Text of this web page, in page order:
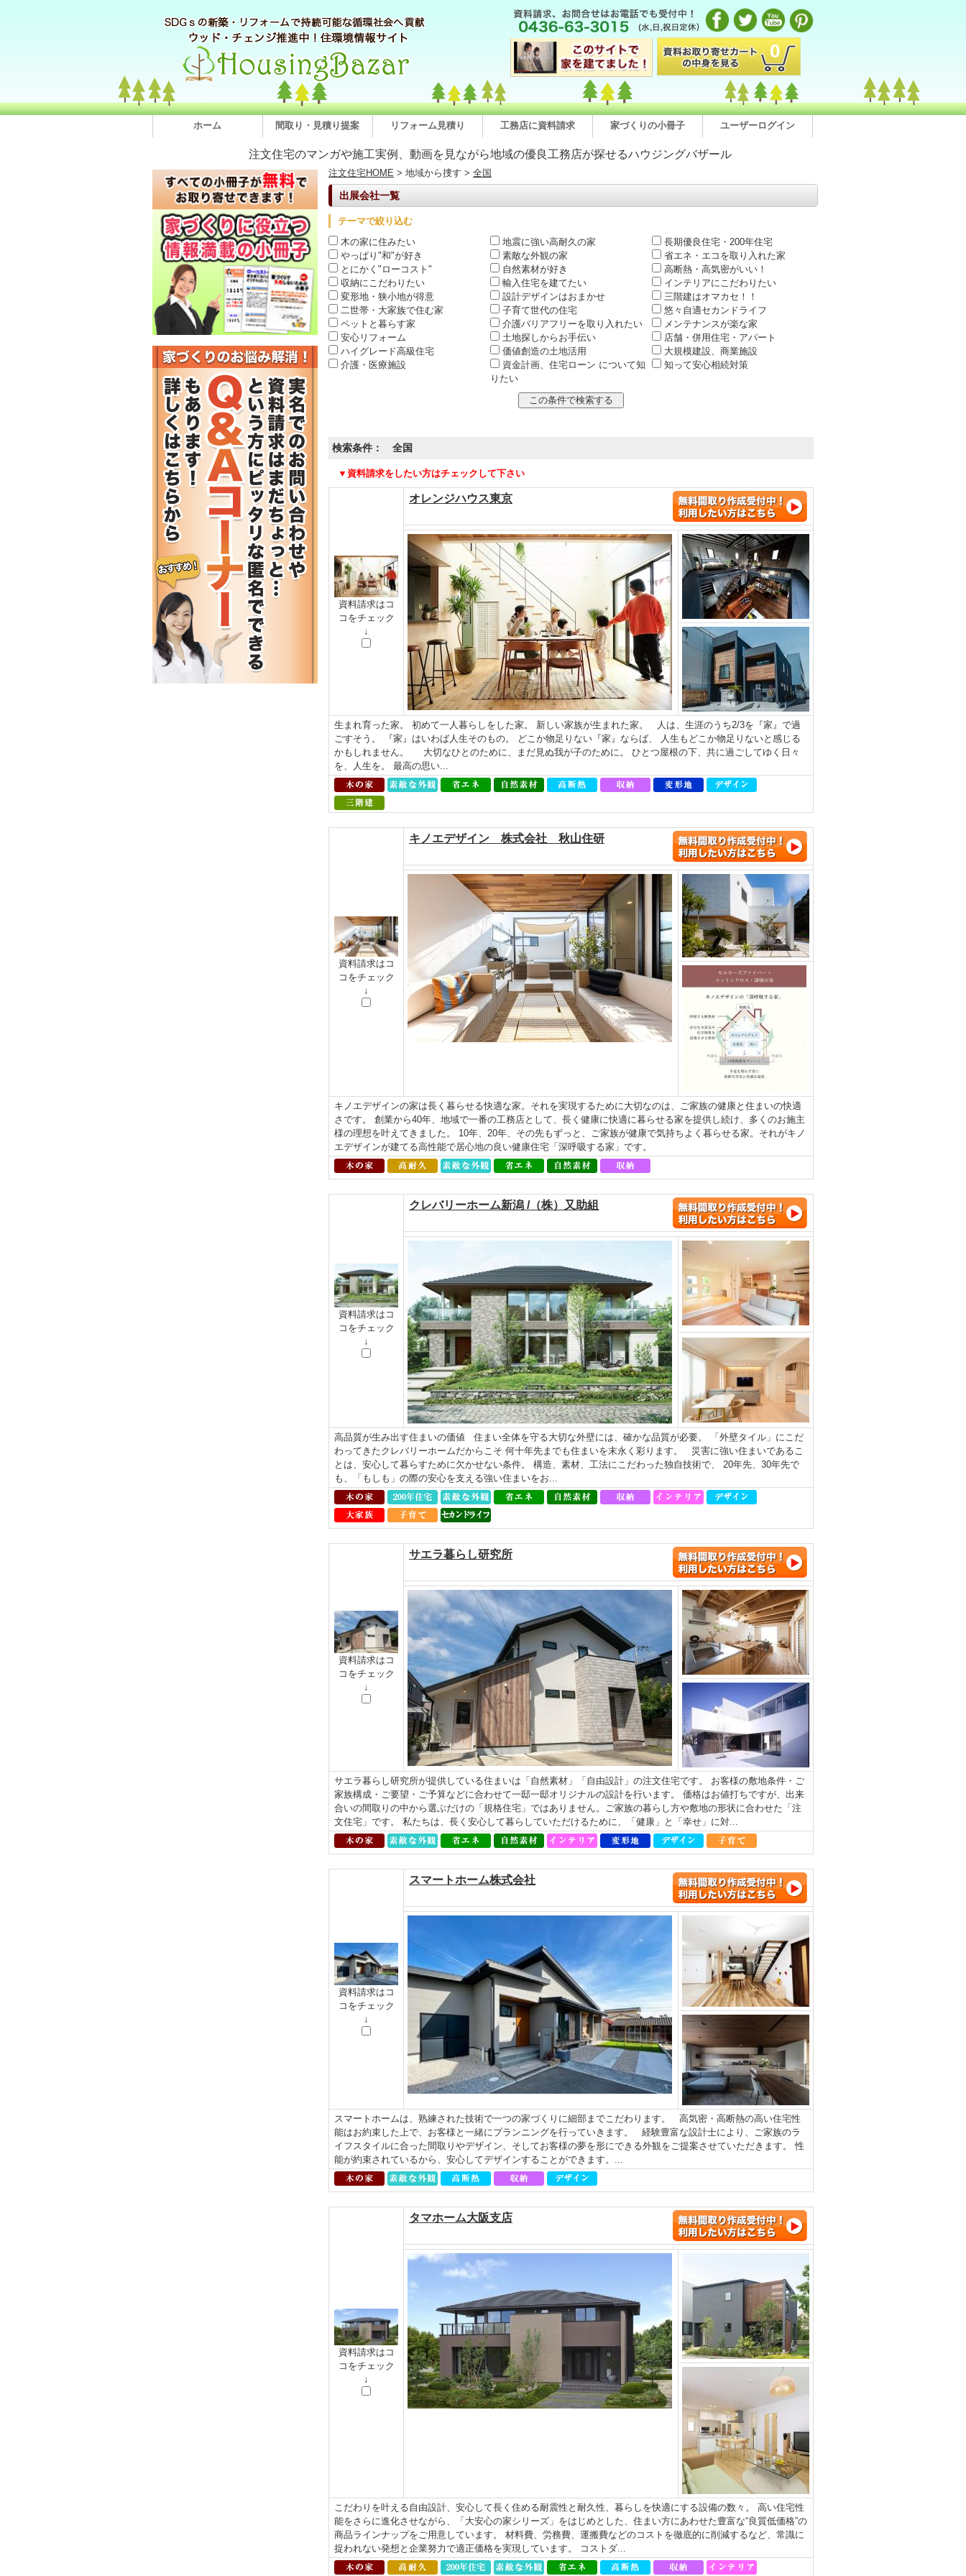
0
ホーム 間取り・見積り提案 リフォーム見積り 工務店に資料請求 家づくりの小冊子 ユーザーログイン
注文住宅のマンガや施工実例、動画を見ながら地域の優良工務店が探せるハウジングバザール
注文住宅HOME > 地域から捜す > 全国
出展会社一覧
テーマで絞り込む
木の家に住みたい
地震に強い高耐久の家
長期優良住宅・200年住宅
やっぱり"和"が好き
素敵な外観の家
省エネ・エコを取り入れた家
とにかく"ローコスト"
自然素材が好き
高断熱・高気密がいい！
収納にこだわりたい
輸入住宅を建てたい
インテリアにこだわりたい
変形地・狭小地が得意
設計デザインはおまかせ
三階建はオマカセ！！
二世帯・大家族で住む家
子育て世代の住宅
悠々自適セカンドライフ
ペットと暮らす家
介護バリアフリーを取り入れたい
メンテナンスが楽な家
安心リフォーム
土地探しからお手伝い
店舗・併用住宅・アパート
ハイグレード高級住宅
価値創造の土地活用
大規模建設、商業施設
介護・医療施設
資金計画、住宅ローン について知
りたい
知って安心相続対策
検索条件： 全国
▼資料請求をしたい方はチェックして下さい
資料請求はコ
コをチェック
↓
オレンジハウス東京
生まれ育った家。 初めて一人暮らしをした家。 新しい家族が生まれた家。 人は、生涯のうち2/3を『家』で過
ごすそう。 『家』はいわば人生そのもの。 どこか物足りない『家』ならば、 人生もどこか物足りないと感じる
かもしれません。 大切なひとのために、まだ見ぬ我が子のために。 ひとつ屋根の下、共に過ごしてゆく日々
を、人生を。 最高の思い...
資料請求はコ
コをチェック
↓
キノエデザイン 株式会社 秋山住研
キノエデザインの家は長く暮らせる快適な家。それを実現するために大切なのは、ご家族の健康と住まいの快適
さです。 創業から40年、地域で一番の工務店として、長く健康に快適に暮らせる家を提供し続け、多くのお施主
様の理想を叶えてきました。 10年、20年、その先もずっと、ご家族が健康で気持ちよく暮らせる家。それがキノ
エデザインが建てる高性能で居心地の良い健康住宅「深呼吸する家」です。
資料請求はコ
コをチェック
↓
クレバリーホーム新潟 /（株）又助組
高品質が生み出す住まいの価値 住まい全体を守る大切な外壁には、確かな品質が必要。 「外壁タイル」にこだ
わってきたクレバリーホームだからこそ 何十年先までも住まいを末永く彩ります。 災害に強い住まいであるこ
とは、安心して暮らすために欠かせない条件。 構造、素材、工法にこだわった独自技術で、 20年先、30年先で
も、「もしも」の際の安心を支える強い住まいをお...
資料請求はコ
コをチェック
↓
サエラ暮らし研究所
サエラ暮らし研究所が提供している住まいは「自然素材」「自由設計」の注文住宅です。 お客様の敷地条件・ご
家族構成・ご要望・ご予算などに合わせて一邸一邸オリジナルの設計を行います。 価格はお値打ちですが、出来
合いの間取りの中から選ぶだけの「規格住宅」ではありません。ご家族の暮らし方や敷地の形状に合わせた「注
文住宅」です。 私たちは、長く安心して暮らしていただけるために、「健康」と「幸せ」に対...
資料請求はコ
コをチェック
↓
スマートホーム株式会社
スマートホームは、熟練された技術で一つの家づくりに細部までこだわります。 高気密・高断熱の高い住宅性
能はお約束した上で、お客様と一緒にプランニングを行っていきます。 経験豊富な設計士により、ご家族のラ
イフスタイルに合った間取りやデザイン、そしてお客様の夢を形にできる外観をご提案させていただきます。 性
能が約束されているから、安心してデザインすることができます。...
資料請求はコ
コをチェック
↓
タマホーム大阪支店
こだわりを叶える自由設計、安心して長く住める耐震性と耐久性、暮らしを快適にする設備の数々。 高い住宅性
能をさらに進化させながら、「大安心の家シリーズ」をはじめとした、住まい方にあわせた豊富な“良質低価格”の
商品ラインナップをご用意しています。 材料費、労務費、運搬費などのコストを徹底的に削減するなど、常識に
捉われない発想と企業努力で適正価格を実現しています。 コストダ...